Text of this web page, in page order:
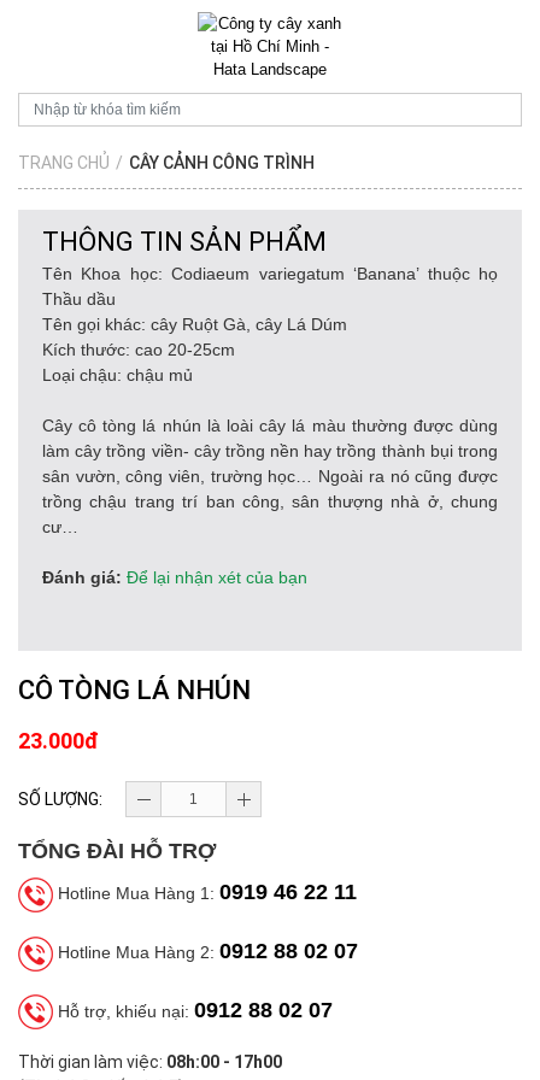
TRANG CHỦ / CÂY CẢNH CÔNG TRÌNH
THÔNG TIN SẢN PHẨM
Tên Khoa học: Codiaeum variegatum ‘Banana’ thuộc họ
Thầu dầu
Tên gọi khác: cây Ruột Gà, cây Lá Dúm
Kích thước: cao 20-25cm
Loại chậu: chậu mủ
Cây cô tòng lá nhún là loài cây lá màu thường được dùng
làm cây trồng viền- cây trồng nền hay trồng thành bụi trong
sân vườn, công viên, trường học… Ngoài ra nó cũng được
trồng chậu trang trí ban công, sân thượng nhà ở, chung
cư…
Đánh giá: Để lại nhận xét của bạn
CÔ TÒNG LÁ NHÚN
23.000đ
SỐ LƯỢNG:
TỔNG ĐÀI HỖ TRỢ
Hotline Mua Hàng 1: 0919 46 22 11
Hotline Mua Hàng 2: 0912 88 02 07
Hỗ trợ, khiếu nại: 0912 88 02 07
Thời gian làm việc: 08h:00 - 17h00